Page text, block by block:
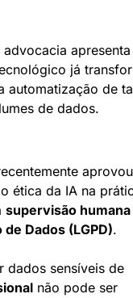
apresenta
já
automatização de
de dados.
aprovou
ética da IA na
supervisão humana
Dados (LGPD).
dados sensíveis de
não pode ser